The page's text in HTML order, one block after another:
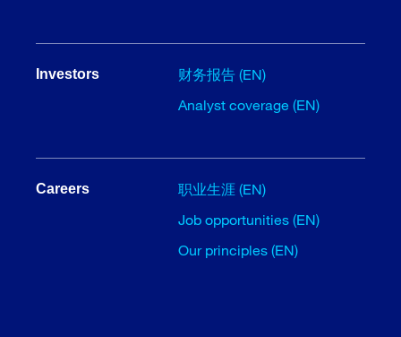
Investors
财务报告 (EN)
Analyst coverage (EN)
Careers
职业生涯 (EN)
Job opportunities (EN)
Our principles (EN)